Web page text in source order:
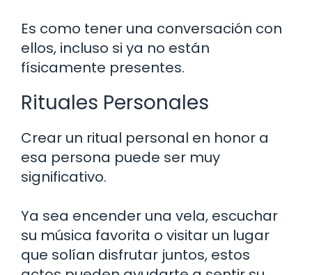
Es como tener una conversación con
ellos, incluso si ya no están
físicamente presentes.
Rituales Personales
Crear un ritual personal en honor a
esa persona puede ser muy
significativo.
Ya sea encender una vela, escuchar
su música favorita o visitar un lugar
que solían disfrutar juntos, estos